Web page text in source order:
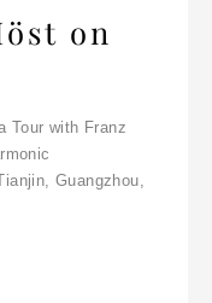
on
Tour with Franz
Guangzhou,